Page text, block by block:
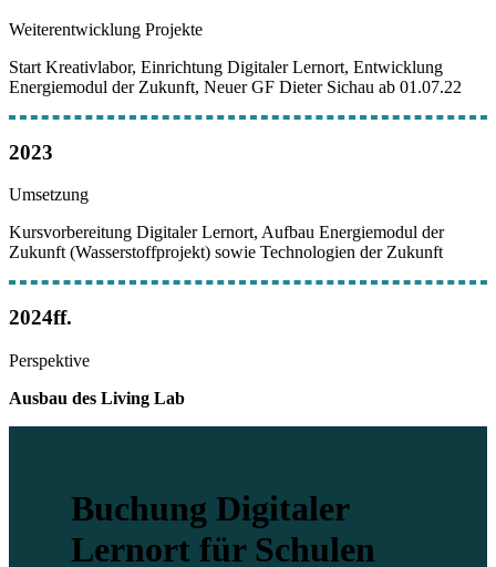
Weiterentwicklung Projekte
Start Kreativlabor, Einrichtung Digitaler Lernort, Entwicklung
Energiemodul der Zukunft, Neuer GF Dieter Sichau ab 01.07.22
2023
Umsetzung
Kursvorbereitung Digitaler Lernort, Aufbau Energiemodul der
Zukunft (Wasserstoffprojekt) sowie Technologien der Zukunft
2024ff.
Perspektive
Ausbau des Living Lab
Buchung Digitaler
Lernort für Schulen